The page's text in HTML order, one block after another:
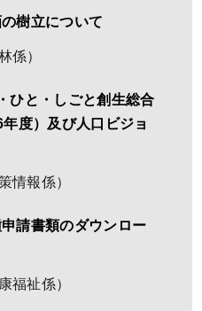
樹立について
係）
ひと・しごと創生総合
度）及び人口ビジョ
情報係）
請書類のダウンロー
福祉係）